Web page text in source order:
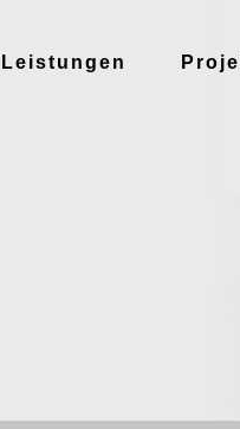
Leistungen